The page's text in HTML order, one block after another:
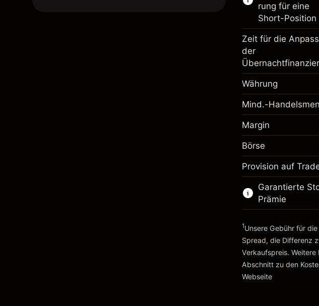
Margin. Ihre
Anpassung
Gebühren aus
Positionsgröße
~ A$5,000.00
Geld aus
Zur
rung für eine
Short-Position
Margin. Ihre
Anpassung
Positionsgröße
~A$5,000.00
Geld aus
Zur
Zeit für die
der
Währung
Mind.-
Margin
Börse
Provision auf
Garantierte
Prämie
Kosten und
1Unsere Gebühr für
Spread, die Differenz
Verkaufspreis.
Abschnitt zu den
Webseite